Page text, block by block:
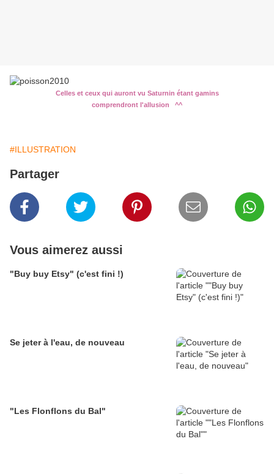
Celles et ceux qui auront vu Saturnin étant gamins
comprendront l'allusion ^^
#ILLUSTRATION
Partager
Vous aimerez aussi
"Buy buy Etsy" (c'est fini !)
Se jeter à l'eau, de nouveau
"Les Flonflons du Bal"